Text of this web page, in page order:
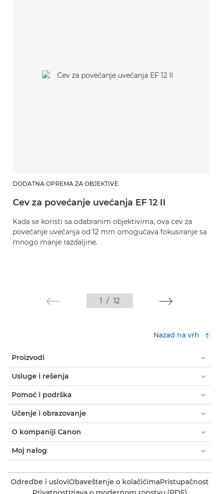
DODATNA OPREMA ZA OBJEKTIVE
Cev za povećanje uvećanja EF 12 II
Kada se koristi sa odabranim objektivima, ova cev za
povećanje uvećanja od 12 mm omogućava fokusiranje sa
mnogo manje razdaljine.
1 / 12
Nazad na vrh
Proizvodi
Usluge i rešenja
Pomoć i podrška
Učenje i obrazovanje
O kompaniji Canon
Moj nalog
Odredbe i usloviObaveštenje o kolačićimaPristupačnost